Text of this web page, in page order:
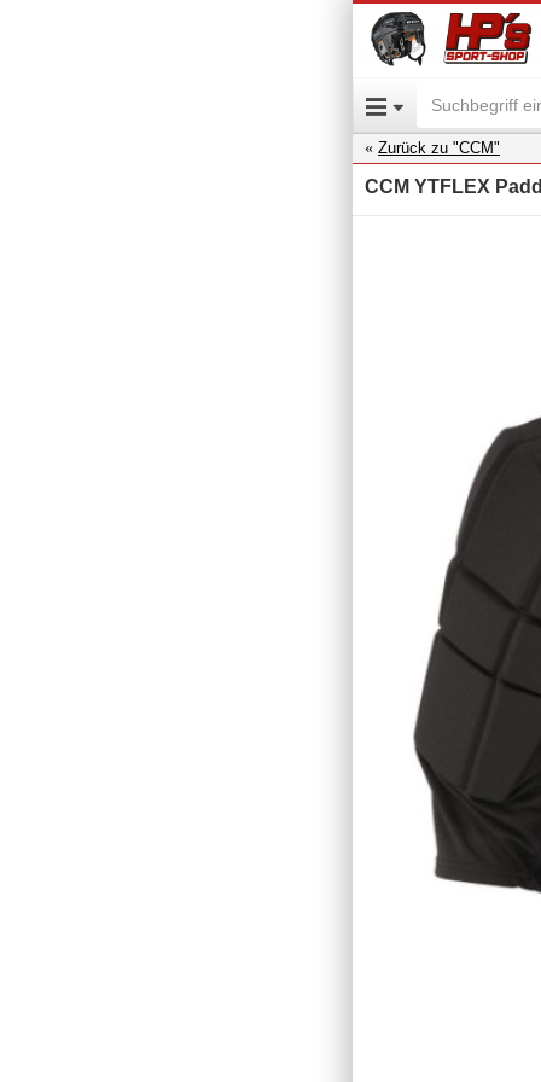
Zurück zu "CCM"
CCM YTFLEX